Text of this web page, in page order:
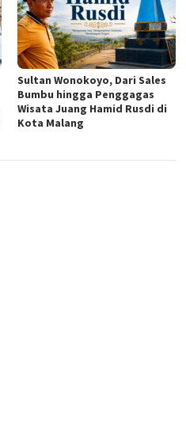
Sultan Wonokoyo, Dari Sales
Bumbu hingga Penggagas
Wisata Juang Hamid Rusdi di
Kota Malang